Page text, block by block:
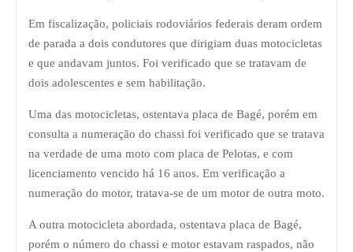
Em fiscalização, policiais rodoviários federais deram ordem
de parada a dois condutores que dirigiam duas motocicletas
e que andavam juntos. Foi verificado que se tratavam de
dois adolescentes e sem habilitação.
Uma das motocicletas, ostentava placa de Bagé, porém em
consulta a numeração do chassi foi verificado que se tratava
na verdade de uma moto com placa de Pelotas, e com
licenciamento vencido há 16 anos. Em verificação a
numeração do motor, tratava-se de um motor de outra moto.
A outra motocicleta abordada, ostentava placa de Bagé,
porém o número do chassi e motor estavam raspados, não